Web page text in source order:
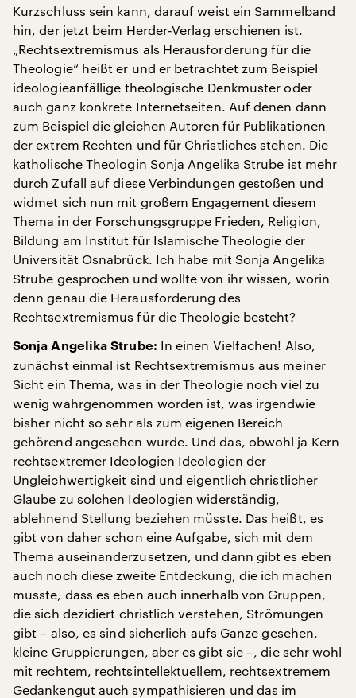
Kurzschluss sein kann, darauf weist ein Sammelband
hin, der jetzt beim Herder-Verlag erschienen ist.
„Rechtsextremismus als Herausforderung für die
Theologie“ heißt er und er betrachtet zum Beispiel
ideologieanfällige theologische Denkmuster oder
auch ganz konkrete Internetseiten. Auf denen dann
zum Beispiel die gleichen Autoren für Publikationen
der extrem Rechten und für Christliches stehen. Die
katholische Theologin Sonja Angelika Strube ist mehr
durch Zufall auf diese Verbindungen gestoßen und
widmet sich nun mit großem Engagement diesem
Thema in der Forschungsgruppe Frieden, Religion,
Bildung am Institut für Islamische Theologie der
Universität Osnabrück. Ich habe mit Sonja Angelika
Strube gesprochen und wollte von ihr wissen, worin
denn genau die Herausforderung des
Rechtsextremismus für die Theologie besteht?
Sonja Angelika Strube: In einen Vielfachen! Also,
zunächst einmal ist Rechtsextremismus aus meiner
Sicht ein Thema, was in der Theologie noch viel zu
wenig wahrgenommen worden ist, was irgendwie
bisher nicht so sehr als zum eigenen Bereich
gehörend angesehen wurde. Und das, obwohl ja Kern
rechtsextremer Ideologien Ideologien der
Ungleichwertigkeit sind und eigentlich christlicher
Glaube zu solchen Ideologien widerständig,
ablehnend Stellung beziehen müsste. Das heißt, es
gibt von daher schon eine Aufgabe, sich mit dem
Thema auseinanderzusetzen, und dann gibt es eben
auch noch diese zweite Entdeckung, die ich machen
musste, dass es eben auch innerhalb von Gruppen,
die sich dezidiert christlich verstehen, Strömungen
gibt – also, es sind sicherlich aufs Ganze gesehen,
kleine Gruppierungen, aber es gibt sie –, die sehr wohl
mit rechtem, rechtsintellektuellem, rechtsextremem
Gedankengut auch sympathisieren und das im